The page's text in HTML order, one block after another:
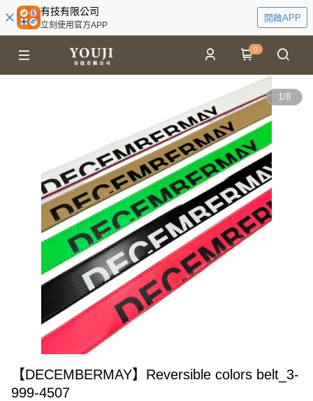
有技有限公司
立刻使用官方APP
開啟APP
0
1/8
【DECEMBERMAY】Reversible colors belt_3-
999-4507